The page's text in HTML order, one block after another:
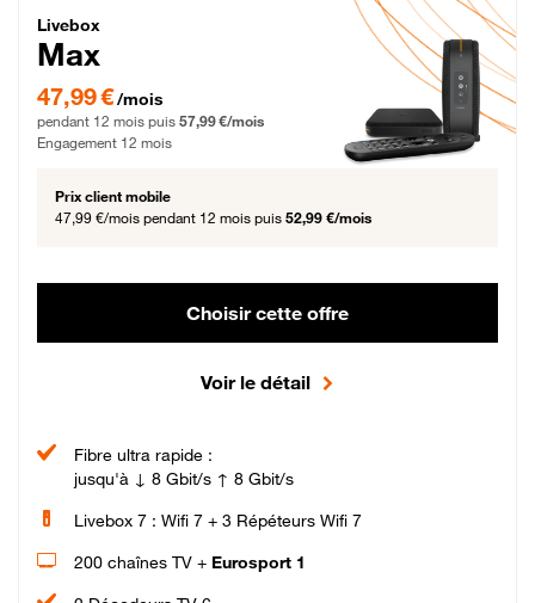
Livebox Max Fibre
Livebox
Max
47,99 € par mois pendant 12 mois puis 57,99 € par mois, Engagement 12 mois
47,99 €/mois
pendant 12 mois puis 57,99 €/mois
Engagement 12 mois
Prix client mobile
47,99 €/mois pendant 12 mois puis 52,99 €/mois
Choisir cette offre
Voir le détail
Fibre ultra rapide :
jusqu'à ↓ 8 Gbit/s ↑ 8 Gbit/s
Livebox 7 : Wifi 7 + 3 Répéteurs Wifi 7
200 chaînes TV + Eurosport 1